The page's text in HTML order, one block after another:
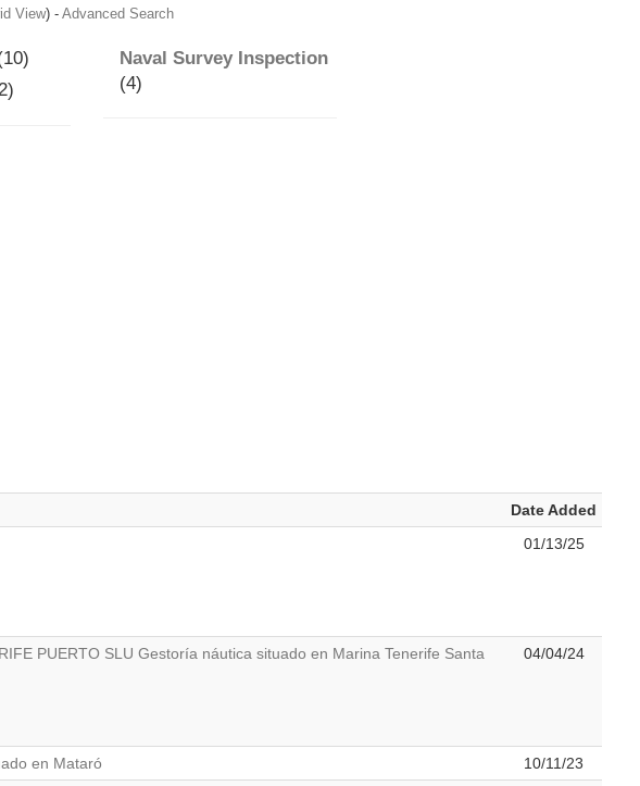
View) - Advanced Search
Naval Survey Inspection
(4)
Date Added
01/13/25
PUERTO SLU Gestoría náutica situado en Marina Tenerife Santa
04/04/24
en Mataró
10/11/23